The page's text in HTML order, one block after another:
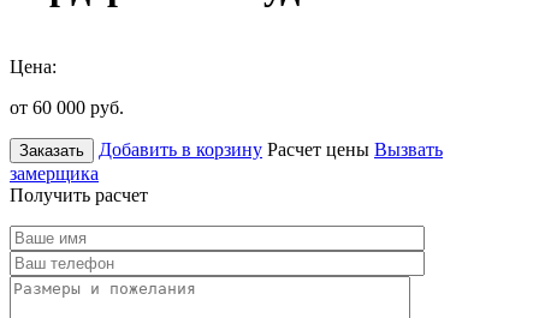
Цена:
от 60 000 руб.
Заказать Добавить в корзину Расчет цены Вызвать
замерщика
Получить расчет